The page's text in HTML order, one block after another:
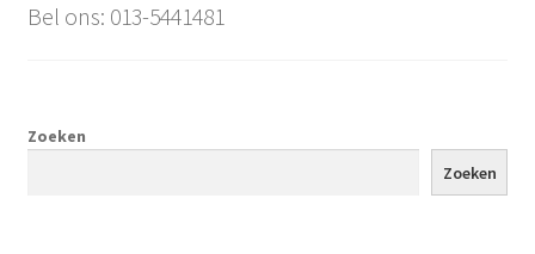
Bel ons: 013-5441481
Zoeken
Zoeken